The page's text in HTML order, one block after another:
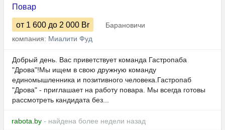
Повар
от 1 600 до 2 000 Br
Барановичи
компания: Миалити Фуд
Добрый день. Вас приветствует команда Гастропаба
"Дрова"!Мы ищем в свою дружную команду
единомышленника и позитивного человека.Гастропаб
"Дрова" - приглашает на работу повара. Мы всегда готовы
рассмотреть кандидата без...
rabota.by - найдена более недели назад